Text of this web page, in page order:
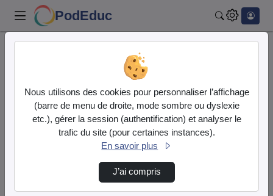
PodEduc
Prix NAH 2026 - Collège Gaspard Malo
Lire
Nous utilisons des cookies pour personnaliser l’affichage
(barre de menu de droite, mode sombre ou dyslexie
etc.), gérer la session (authentification) et analyser le
trafic du site (pour certaines instances).
En savoir plus
J’ai compris